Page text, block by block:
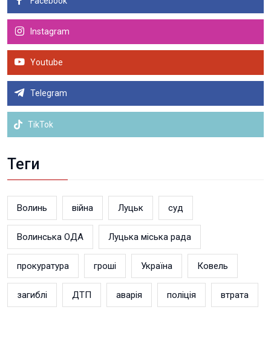
Instagram
Youtube
Telegram
TikTok
Теги
Волинь війна Луцьк суд
Волинська ОДА Луцька міська рада
прокуратура гроші Україна Ковель
загиблі ДТП аварія поліція втрата